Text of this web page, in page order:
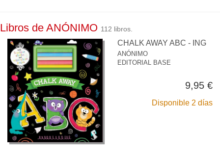
Libros de ANÓNIMO 112 libros.
CHALK AWAY ABC - ING
ANÓNIMO
EDITORIAL BASE
9,95 €
Disponible 2 días